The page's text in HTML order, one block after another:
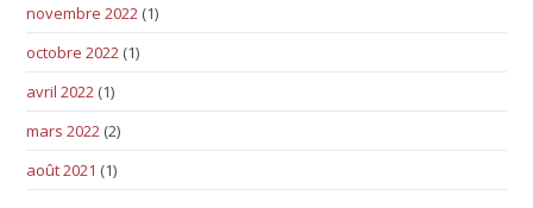
novembre 2022 (1)
octobre 2022 (1)
avril 2022 (1)
mars 2022 (2)
août 2021 (1)